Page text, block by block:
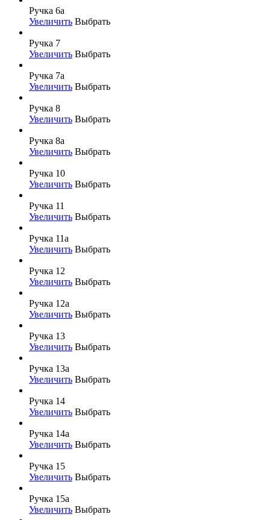
Ручка 6а
Увеличить Выбрать
Ручка 7
Увеличить Выбрать
Ручка 7а
Увеличить Выбрать
Ручка 8
Увеличить Выбрать
Ручка 8а
Увеличить Выбрать
Ручка 10
Увеличить Выбрать
Ручка 11
Увеличить Выбрать
Ручка 11а
Увеличить Выбрать
Ручка 12
Увеличить Выбрать
Ручка 12а
Увеличить Выбрать
Ручка 13
Увеличить Выбрать
Ручка 13а
Увеличить Выбрать
Ручка 14
Увеличить Выбрать
Ручка 14а
Увеличить Выбрать
Ручка 15
Увеличить Выбрать
Ручка 15а
Увеличить Выбрать